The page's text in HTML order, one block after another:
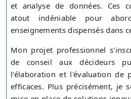
et analyse de données. Ces
atout indéniable pour
enseignements dispensés dans
Mon projet professionnel
de conseil aux décideurs
l'élaboration et l'évaluation de
efficaces. Plus précisément, je